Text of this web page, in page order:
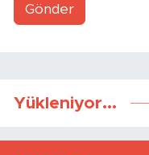
Gönder
Yükleniyor...